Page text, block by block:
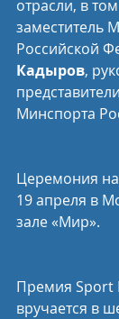
отрасли, в
заместитель
Российской
Кадыров,
Минспорта
Церемония
19 апреля в
зале «Мир».
Премия Sport
вручается в